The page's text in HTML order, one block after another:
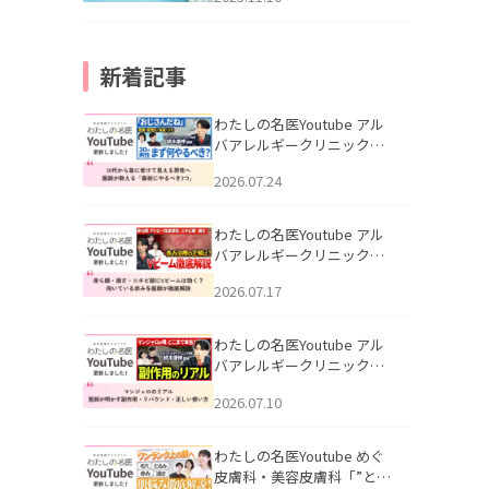
新着記事
わたしの名医Youtube アル
バアレルギークリニック札
える男性へ｜医師が教える
公開いたしました。
2026.07.24
わたしの名医Youtube アル
バアレルギークリニック札
跡にVビームは効く？向いて
説」を公開いたしました。
2026.07.17
わたしの名医Youtube アル
バアレルギークリニック札
医師が明かす副作用・リバ
公開いたしました。
2026.07.10
わたしの名医Youtube めぐ
皮膚科・美容皮膚科「”とお